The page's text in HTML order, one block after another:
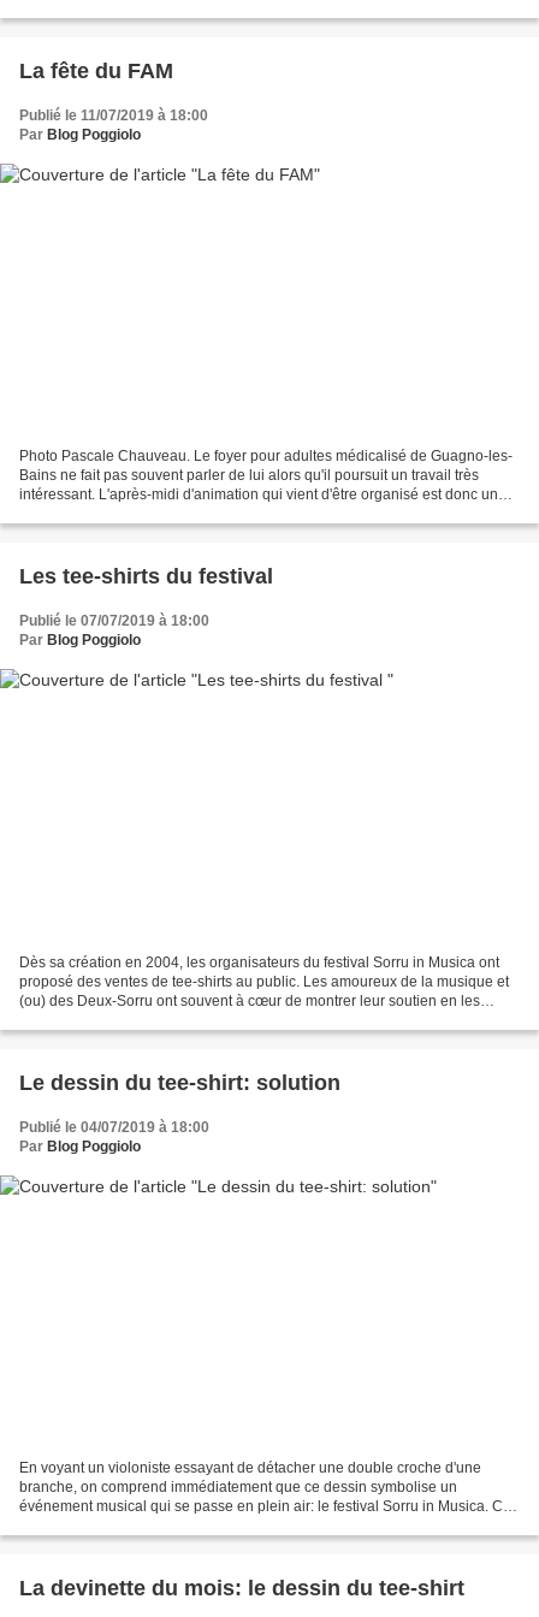
La fête du FAM
Publié le 11/07/2019 à 18:00
Par Blog Poggiolo
Photo Pascale Chauveau. Le foyer pour adultes médicalisé de Guagno-les-
Bains ne fait pas souvent parler de lui alors qu'il poursuit un travail très
intéressant. L'après-midi d'animation qui vient d'être organisé est donc une
Les tee-shirts du festival
Publié le 07/07/2019 à 18:00
Par Blog Poggiolo
Dès sa création en 2004, les organisateurs du festival Sorru in Musica ont
proposé des ventes de tee-shirts au public. Les amoureux de la musique et
(ou) des Deux-Sorru ont souvent à cœur de montrer leur soutien en les
Le dessin du tee-shirt: solution
Publié le 04/07/2019 à 18:00
Par Blog Poggiolo
En voyant un violoniste essayant de détacher une double croche d'une
branche, on comprend immédiatement que ce dessin symbolise un
événement musical qui se passe en plein air: le festival Sorru in Musica. Ce
La devinette du mois: le dessin du tee-shirt